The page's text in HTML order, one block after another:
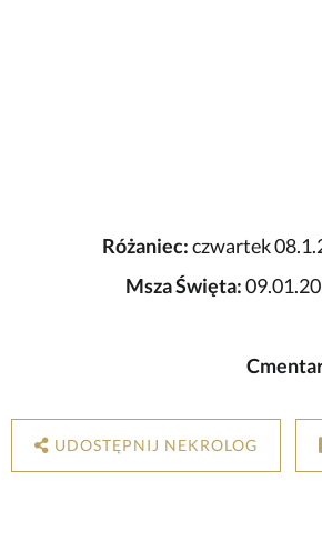
Różaniec:czwartek
Msza Święta:
UDOSTĘPNIJ NEKROLOG